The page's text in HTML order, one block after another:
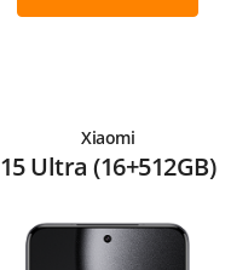
Xiaomi
15 Ultra (16+512GB)